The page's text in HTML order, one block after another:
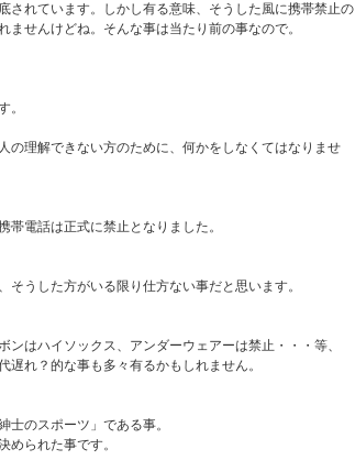
されています。しかし有る意味、そうした風に携帯禁止の
せんけどね。そんな事は当たり前の事なので。
。
の理解できない方のために、何かをしなくてはなりませ
電話は正式に禁止となりました。
うした方がいる限り仕方ない事だと思います。
はハイソックス、アンダーウェアーは禁止・・・等、
れ？的な事も多々有るかもしれません。
士のスポーツ」である事。
められた事です。